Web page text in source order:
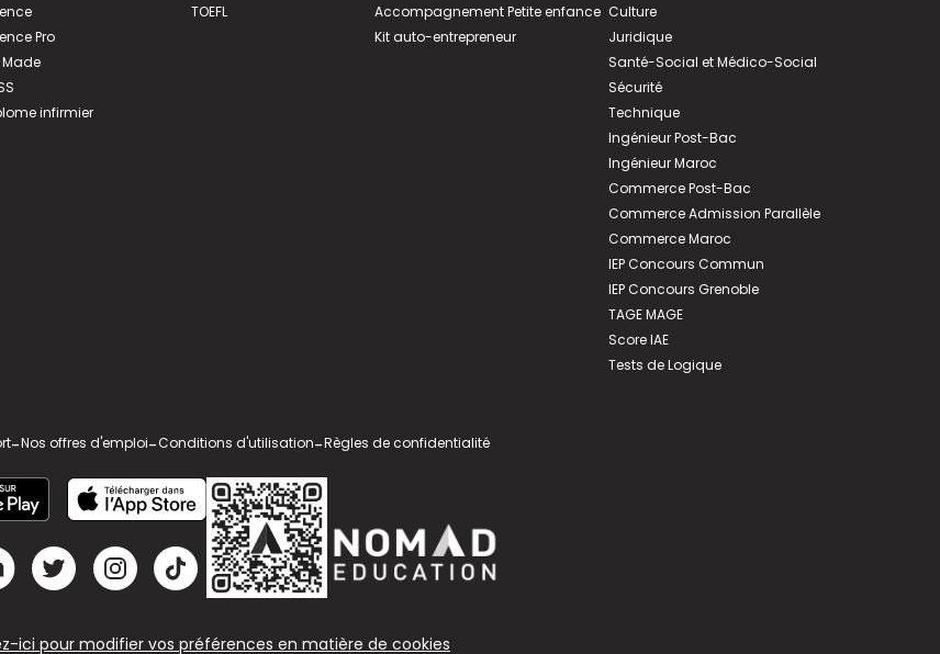
Pro
Made
infirmier
TOEFL
Accompagnement Petite enfance
Kit auto-entrepreneur
Culture
Juridique
Santé-Social et Médico-Social
Sécurité
Technique
Ingénieur Post-Bac
Ingénieur Maroc
Commerce Post-Bac
Commerce Admission Parallèle
Commerce Maroc
IEP Concours Commun
IEP Concours Grenoble
TAGE MAGE
Score IAE
Tests de Logique
-Nos offres d'emploi-Conditions d'utilisation-Règles de confidentialité
ici pour modifier vos préférences en matière de cookies